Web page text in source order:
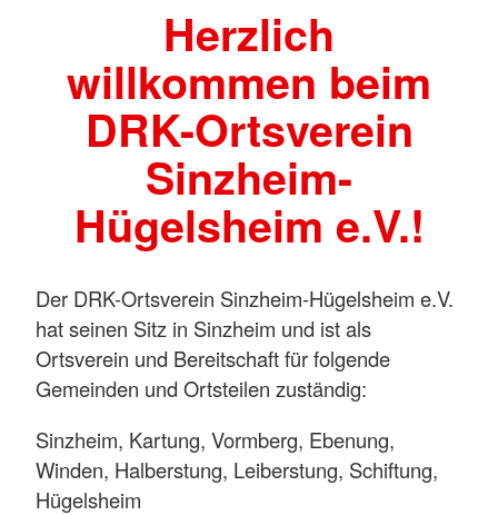
Herzlich
willkommen beim
DRK-Ortsverein
Sinzheim-
Hügelsheim e.V.!
Der DRK-Ortsverein Sinzheim-Hügelsheim e.V.
hat seinen Sitz in Sinzheim und ist als
Ortsverein und Bereitschaft für folgende
Gemeinden und Ortsteilen zuständig:
Sinzheim, Kartung, Vormberg, Ebenung,
Winden, Halberstung, Leiberstung, Schiftung,
Hügelsheim